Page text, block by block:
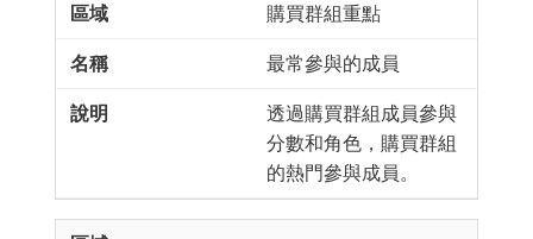
購買群組重點
最常參與的成員
透過購買群組成員參與
分數和角色，購買群組
的熱門參與成員。